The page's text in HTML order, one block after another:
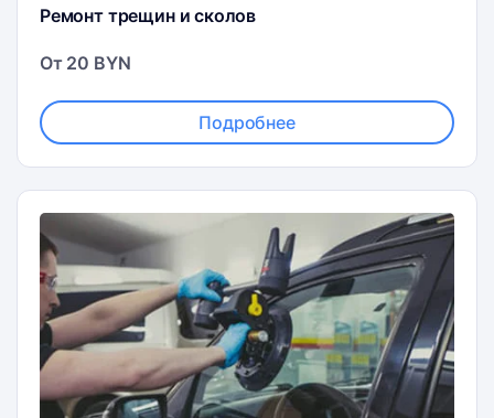
Ремонт трещин и сколов
От 20 BYN
Подробнее